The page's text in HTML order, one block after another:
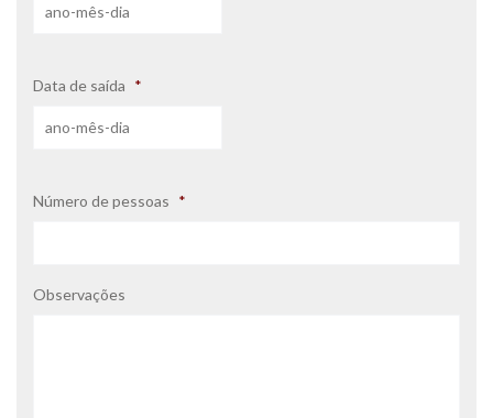
Data de saída *
Número de pessoas *
Observações